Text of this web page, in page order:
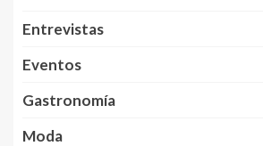
Entrevistas
Eventos
Gastronomía
Moda